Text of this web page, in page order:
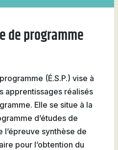
de programme
(É.S.P.) vise à
apprentissages réalisés
Elle se situe à la
d’études de
l’épreuve synthèse de
pour l’obtention du